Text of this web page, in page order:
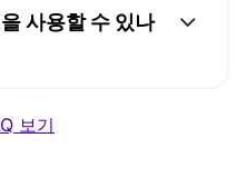
사용할 수 있나
보기